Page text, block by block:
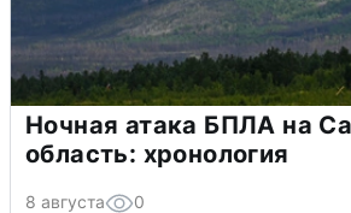
Ночная атака БПЛА на
область: хронология
8 августа 0